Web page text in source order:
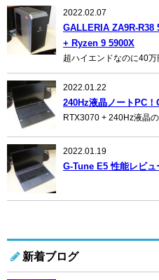
2022.02.07
GALLERIA ZA9R-R38
+ Ryzen 9 5900X
超ハイエンドなのに40万
2022.01.22
240Hz液晶ノートPC
RTX3070 + 240Hz液晶
2022.01.19
G-Tune E5 性能レビュ
新着ブログ